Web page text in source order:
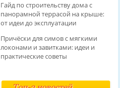
Гайд по строительству дома с
панорамной террасой на крыше:
от идеи до эксплуатации
Причёски для симов с мягкими
локонами и завитками: идеи и
практические советы